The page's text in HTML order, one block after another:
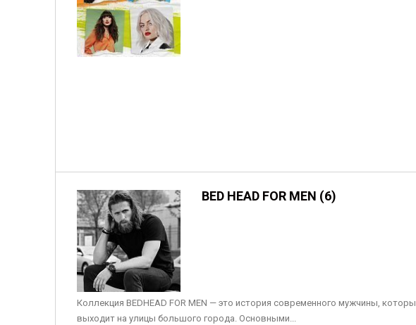
BED HEAD FOR MEN (6)
Коллекция BEDHEAD FOR MEN — это история современного мужчины,
выходит на улицы большого города. Основными...